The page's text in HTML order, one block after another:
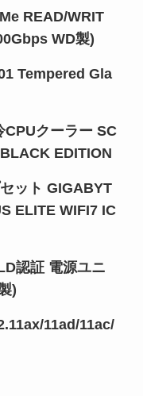
READ/WRIT
WD製)
Tempered Gla
CPUクーラー SC
EDITION
ット GIGABYT
ELITE WIFI7 IC
認証 電源ユニ
)
11ad/11ac/